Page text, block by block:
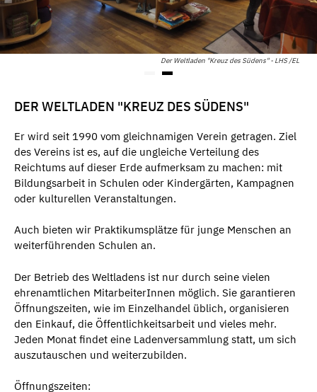
Der Weltladen "Kreuz des Südens" - LHS /EL
DER WELTLADEN "KREUZ DES SÜDENS"
Er wird seit 1990 vom gleichnamigen Verein getragen. Ziel
des Vereins ist es, auf die ungleiche Verteilung des
Reichtums auf dieser Erde aufmerksam zu machen: mit
Bildungsarbeit in Schulen oder Kindergärten, Kampagnen
oder kulturellen Veranstaltungen.
Auch bieten wir Praktikumsplätze für junge Menschen an
weiterführenden Schulen an.
Der Betrieb des Weltladens ist nur durch seine vielen
ehrenamtlichen MitarbeiterInnen möglich. Sie garantieren
Öffnungszeiten, wie im Einzelhandel üblich, organisieren
den Einkauf, die Öffentlichkeitsarbeit und vieles mehr.
Jeden Monat findet eine Ladenversammlung statt, um sich
auszutauschen und weiterzubilden.
Öffnungszeiten: